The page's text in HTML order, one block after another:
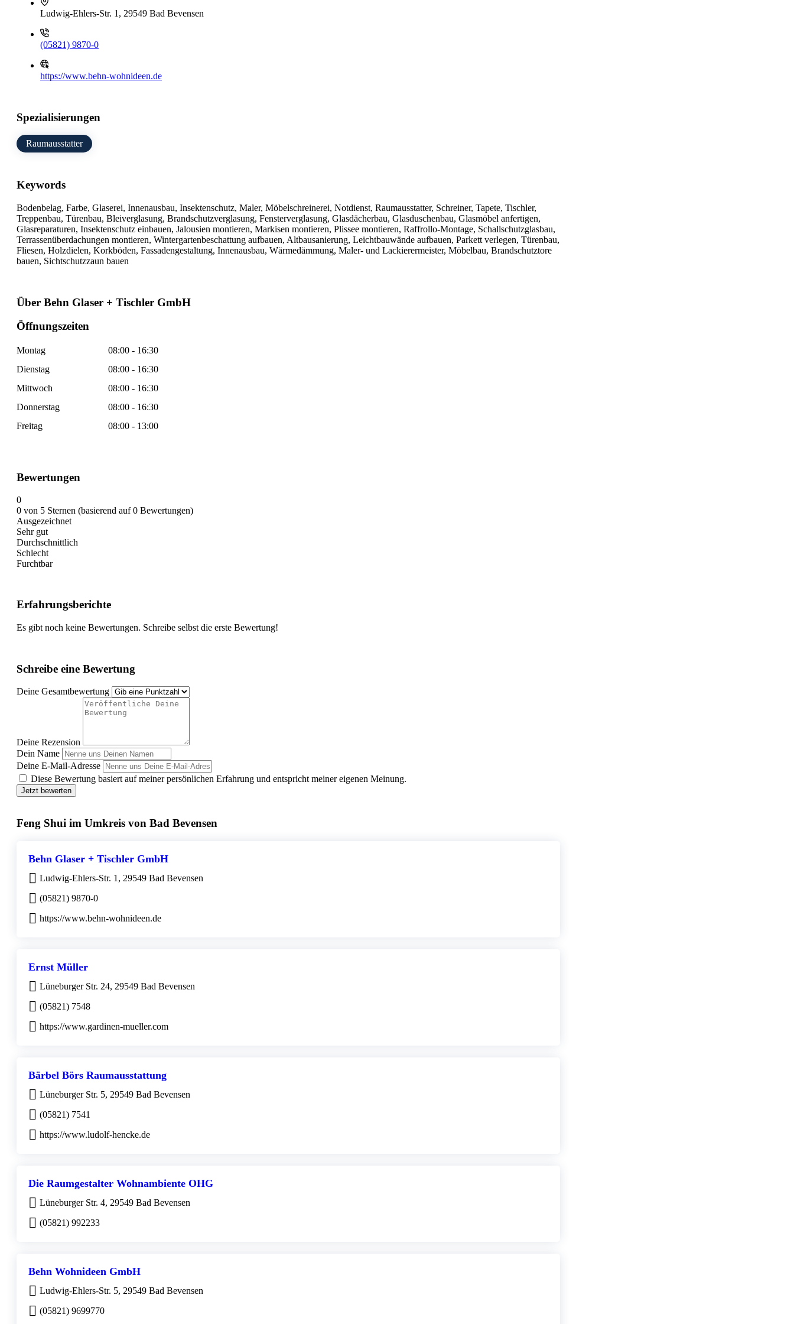
Ludwig-Ehlers-Str. 1, 29549 Bad Bevensen
(05821) 9870-0
https://www.behn-wohnideen.de
Spezialisierungen
Raumausstatter
Keywords
Bodenbelag, Farbe, Glaserei, Innenausbau, Insektenschutz, Maler, Möbelschreinerei, Notdienst, Raumausstatter, Schreiner, Tapete, Tischler,
Treppenbau, Türenbau, Bleiverglasung, Brandschutzverglasung, Fensterverglasung, Glasdächerbau, Glasduschenbau, Glasmöbel anfertigen,
Glasreparaturen, Insektenschutz einbauen, Jalousien montieren, Markisen montieren, Plissee montieren, Raffrollo-Montage, Schallschutzglasbau,
Terrassenüberdachungen montieren, Wintergartenbeschattung aufbauen, Altbausanierung, Leichtbauwände aufbauen, Parkett verlegen, Türenbau,
Fliesen, Holzdielen, Korkböden, Fassadengestaltung, Innenausbau, Wärmedämmung, Maler- und Lackierermeister, Möbelbau, Brandschutztore
bauen, Sichtschutzzaun bauen
Über Behn Glaser + Tischler GmbH
Öffnungszeiten
Montag
08:00 - 16:30
Dienstag
08:00 - 16:30
Mittwoch
08:00 - 16:30
Donnerstag
08:00 - 16:30
Freitag
08:00 - 13:00
Bewertungen
0
0 von 5 Sternen (basierend auf 0 Bewertungen)
Ausgezeichnet
Sehr gut
Durchschnittlich
Schlecht
Furchtbar
Erfahrungsberichte
Es gibt noch keine Bewertungen. Schreibe selbst die erste Bewertung!
Schreibe eine Bewertung
Deine Gesamtbewertung
Deine Rezension
Dein Name
Deine E-Mail-Adresse
Diese Bewertung basiert auf meiner persönlichen Erfahrung und entspricht meiner eigenen Meinung.
Jetzt bewerten
Feng Shui im Umkreis von Bad Bevensen
Behn Glaser + Tischler GmbH
Ludwig-Ehlers-Str. 1, 29549 Bad Bevensen
(05821) 9870-0
https://www.behn-wohnideen.de
Ernst Müller
Lüneburger Str. 24, 29549 Bad Bevensen
(05821) 7548
https://www.gardinen-mueller.com
Bärbel Börs Raumausstattung
Lüneburger Str. 5, 29549 Bad Bevensen
(05821) 7541
https://www.ludolf-hencke.de
Die Raumgestalter Wohnambiente OHG
Lüneburger Str. 4, 29549 Bad Bevensen
(05821) 992233
Behn Wohnideen GmbH
Ludwig-Ehlers-Str. 5, 29549 Bad Bevensen
(05821) 9699770